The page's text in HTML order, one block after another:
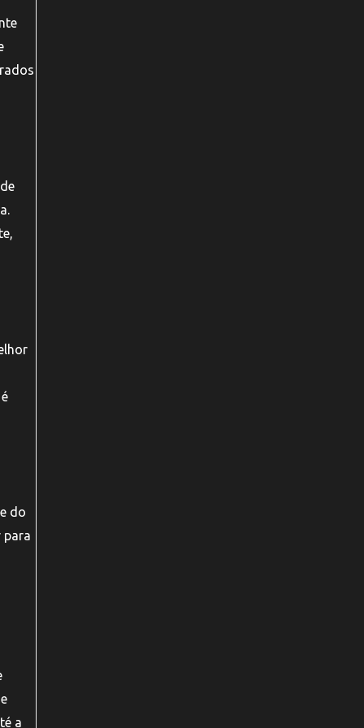
do
para
a